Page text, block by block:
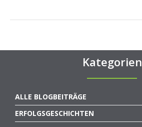
Kategorien
ALLE BLOGBEITRÄGE
ERFOLGSGESCHICHTEN